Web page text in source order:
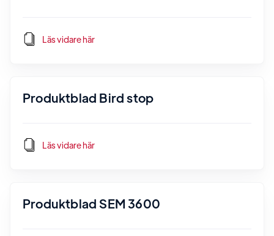
Läs vidare här
Produktblad Bird stop
Läs vidare här
Produktblad SEM 3600